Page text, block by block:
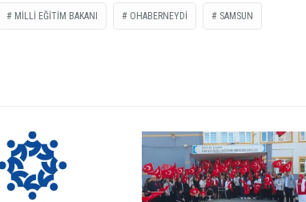
MILLI EĞITIM BAKANI OHABERNEYDİ SAMSUN